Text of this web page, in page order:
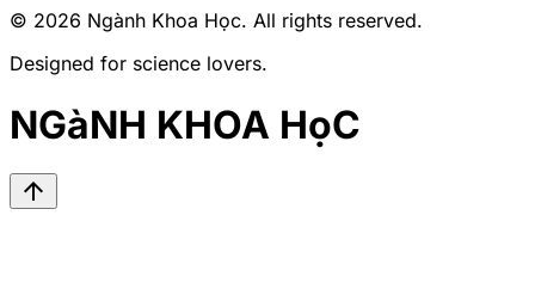
© 2026 Ngành Khoa Học. All rights reserved.
Designed for science lovers.
NGàNH KHOA HọC
arrow_upward